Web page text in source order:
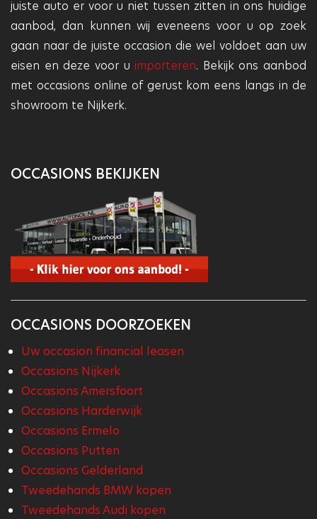
juiste auto er voor u niet tussen zitten in ons huidige
aanbod, dan kunnen wij eveneens voor u op zoek
gaan naar de juiste occasion die wel voldoet aan uw
eisen en deze voor uimporteren. Bekijk ons aanbod
met occasions online of gerust kom eens langs in de
showroom te Nijkerk.
OCCASIONS BEKIJKEN
OCCASIONS DOORZOEKEN
Uw occasion financial leasen
Occasions Nijkerk
Occasions Amersfoort
Occasions Harderwijk
Occasions Ermelo
Occasions Putten
Occasions Gelderland
Tweedehands BMW kopen
Tweedehands Audi kopen